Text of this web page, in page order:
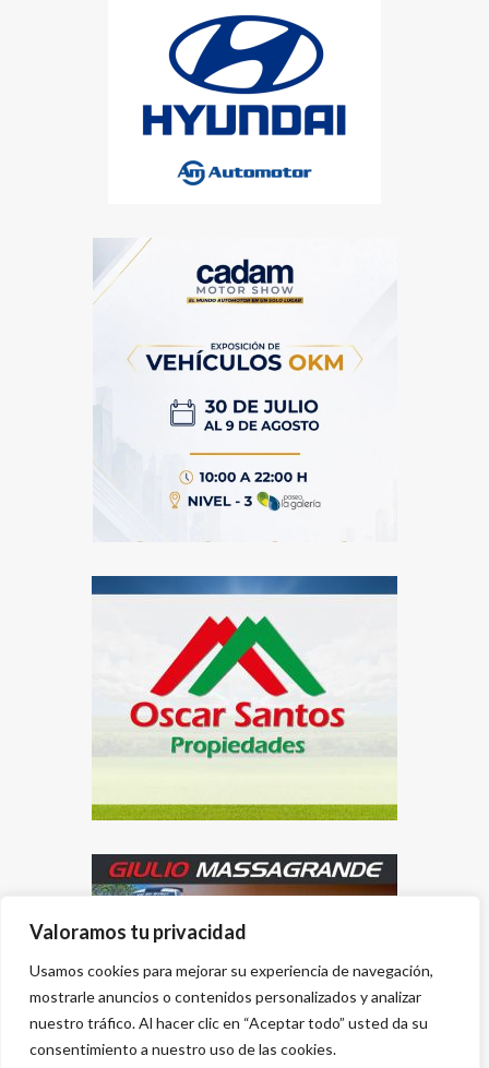
Valoramos tu privacidad
Usamos cookies para mejorar su experiencia de navegación,
mostrarle anuncios o contenidos personalizados y analizar
nuestro tráfico. Al hacer clic en “Aceptar todo” usted da su
consentimiento a nuestro uso de las cookies.